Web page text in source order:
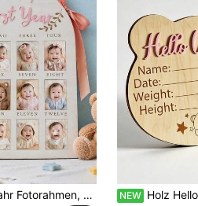
Mein erstes Jahr Fotorahmen, Holz 12-Monate Bilderrahmen, Baby 0-12 Monate Tischdisplay, Geburtstagsparty, Baby Geburtstags-Erinnerungsstück NEW Holz Hello World Neugeborenen Geburtsdaten Schild, Bären